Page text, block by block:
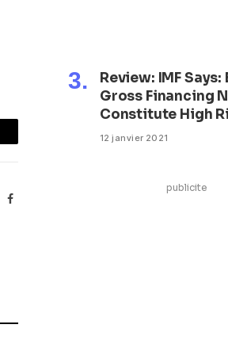
Facebook
Review: IMF
Gross Financing
Constitute High
12 janvier 2021
publicite